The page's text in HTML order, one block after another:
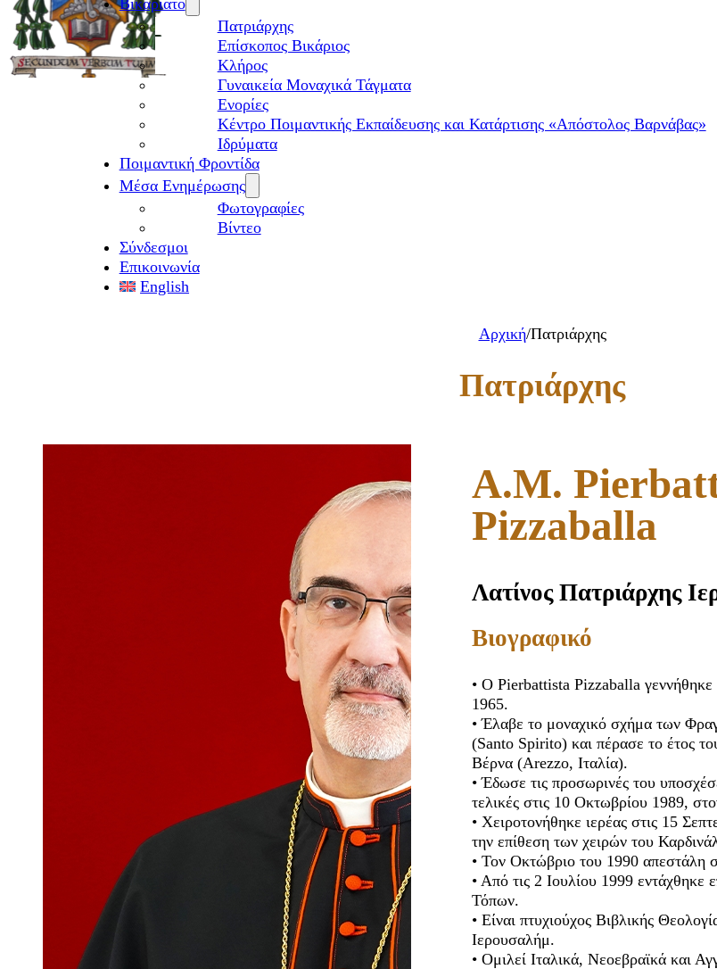
Πατριάρχης
Επίσκοπος Βικάριος
Kλήρος
Γυναικεία Μοναχικά Τάγματα
Ενορίες
Κέντρο Ποιμαντικής Εκπαίδευσης και Κατάρτισης «Απόστολος Βαρνάβας»
Ιδρύματα
Ποιμαντική Φροντίδα
Μέσα Ενημέρωσης
Φωτογραφίες
Βίντεο
Σύνδεσμοι
Επικοινωνία
English
Αρχική/Πατριάρχης
Πατριάρχης
Α.Μ.
Pizzaballa
Λατίνος Πατριάρχης
Βιογραφικό
• Ο Pierbattista Pizzaballa
1965.
• Έλαβε το μοναχικό σχήμα των
(Santo Spirito) και πέρασε το έτος
Βέρνα (Arezzo, Ιταλία).
• Έδωσε τις προσωρινές του
τελικές στις 10 Οκτωβρίου 1989,
• Χειροτονήθηκε ιερέας στις 15
την επίθεση των χειρών του
• Τον Οκτώβριο του 1990 απεστάλη
• Από τις 2 Ιουλίου 1999
Τόπων.
• Είναι πτυχιούχος Βιβλικής
Ιερουσαλήμ.
• Ομιλεί Ιταλικά, Νεοεβραϊκά και